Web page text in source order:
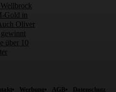
Gold in
Oliver
über 10
Werbung AGB Datenschutz